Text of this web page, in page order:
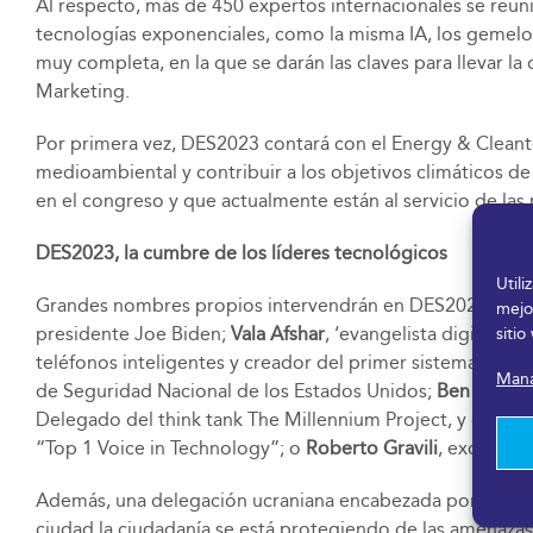
sitio
Al respecto, más de 450 expertos internacionales se
tecnologías exponenciales, como la misma IA, los
muy completa, en la que se darán las claves para llevar
Marketing.
Por primera vez, DES2023 contará con el Energy &
medioambiental y contribuir a los objetivos climáticos
en el congreso y que actualmente están al servicio de
DES2023, la cumbre de los líderes tecnológicos
Grandes nombres propios intervendrán en DES2023,
presidente Joe Biden; Vala Afshar, ‘evangelista digital’
teléfonos inteligentes y creador del primer sistema
de Seguridad Nacional de los Estados Unidos; Ben
Delegado del think tank The Millennium Project, y
“Top 1 Voice in Technology”; o Roberto Gravili,
Además, una delegación ucraniana encabezada por